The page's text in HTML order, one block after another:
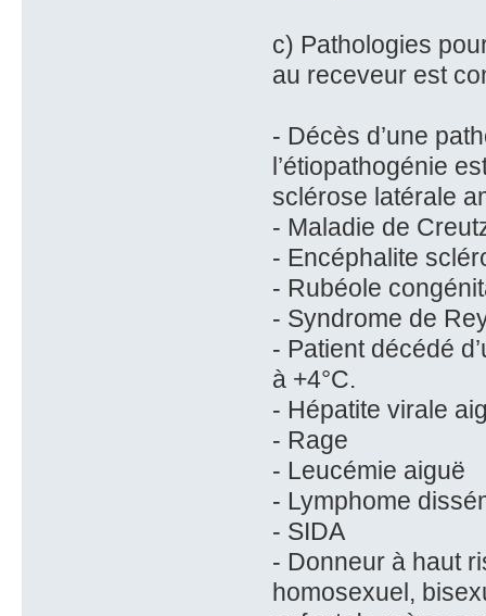
c) Pathologies
au receveur est
- Décès d’une
l’étiopathogénie
sclérose latérale
- Maladie de
- Encéphalite
- Rubéole
- Syndrome de
- Patient décédé
à +4°C.
- Hépatite virale
- Rage
- Leucémie aiguë
- Lymphome
- SIDA
- Donneur à haut
homosexuel,